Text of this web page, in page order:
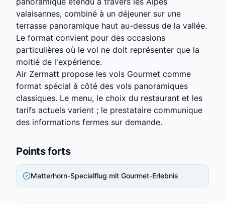
valaisannes, combiné à un déjeuner sur une
terrasse panoramique haut au-dessus de la vallée.
Le format convient pour des occasions
particulières où le vol ne doit représenter que la
moitié de l'expérience.
Air Zermatt propose les vols Gourmet comme
format spécial à côté des vols panoramiques
classiques. Le menu, le choix du restaurant et les
tarifs actuels varient ; le prestataire communique
des informations fermes sur demande.
Points forts
Matterhorn-Specialflug mit Gourmet-Erlebnis